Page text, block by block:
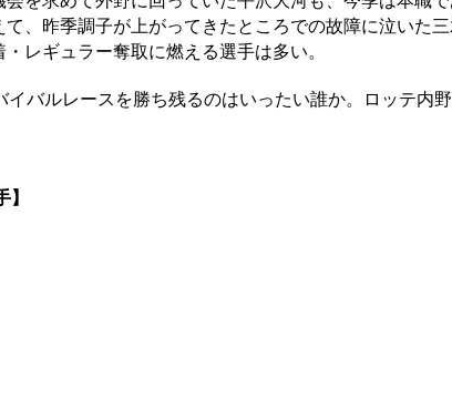
、昨季調子が上がってきたところでの故障に泣いた
レギュラー奪取に燃える選手は多い。
バルレースを勝ち残るのはいったい誰か。ロッテ内